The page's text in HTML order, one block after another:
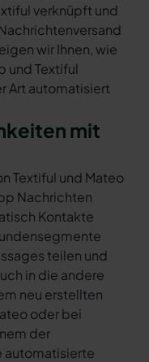
verknüpft und
wir Ihnen, wie
und Textiful
Art automatisiert
mit
Textiful und Mateo
Nachrichten
Kontakte
teilen und
in die andere
neu erstellten
oder bei
der
automatisierte